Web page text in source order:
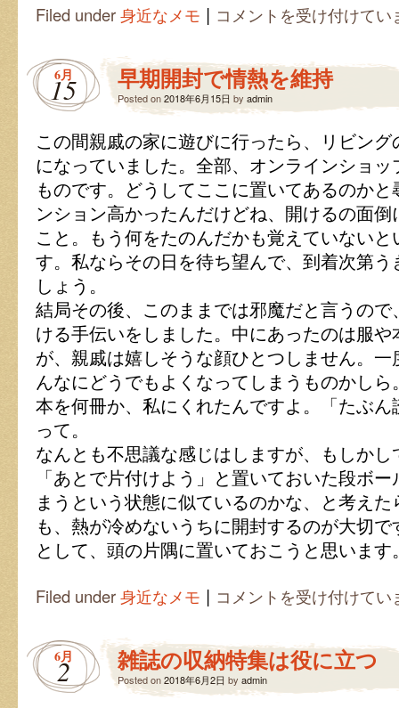
Filed under身近なメモ |
痛
く
ほ
ど
お
し
ろ
い？
は
コメントを受け付けてい
6月
15 早期開封で情熱を維持
Posted on2018年6月15日 by admin
この間親戚の家に遊びに行ったら、リビン
になっていました。全部、オンラインショ
ものです。どうしてここに置いてあるのか
ンション高かったんだけどね、開けるの面
こと。もう何をたのんだかも覚えていない
す。私ならその日を待ち望んで、到着次第
しょう。
結局その後、このままでは邪魔だと言うの
ける手伝いをしました。中にあったのは服
が、親戚は嬉しそうな顔ひとつしません。
んなにどうでもよくなってしまうものかし
本を何冊か、私にくれたんですよ。「たぶ
って。
なんとも不思議な感じはしますが、もしか
「あとで片付けよう」と置いておいた段ボ
まうという状態に似ているのかな、と考え
も、熱が冷めないうちに開封するのが大切
として、頭の片隅に置いておこうと思います
Filed under身近なメモ |
早
期
で
情
熱
コメントを受け付けてい
6月
2 雑誌の収納特集は役に立つ
Posted on2018年6月2日 by admin